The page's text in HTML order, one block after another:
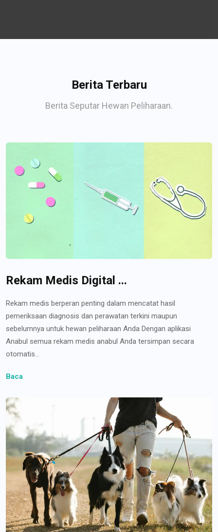
Berita Terbaru
Berita Seputar Hewan Peliharaan.
Rekam Medis Digital ...
Rekam medis berperan penting dalam mencatat hasil
pemeriksaan diagnosis dan perawatan terkini maupun
sebelumnya untuk hewan peliharaan Anda Dengan aplikasi
Anabul semua rekam medis anabul Anda tersimpan secara
otomatis...
Baca